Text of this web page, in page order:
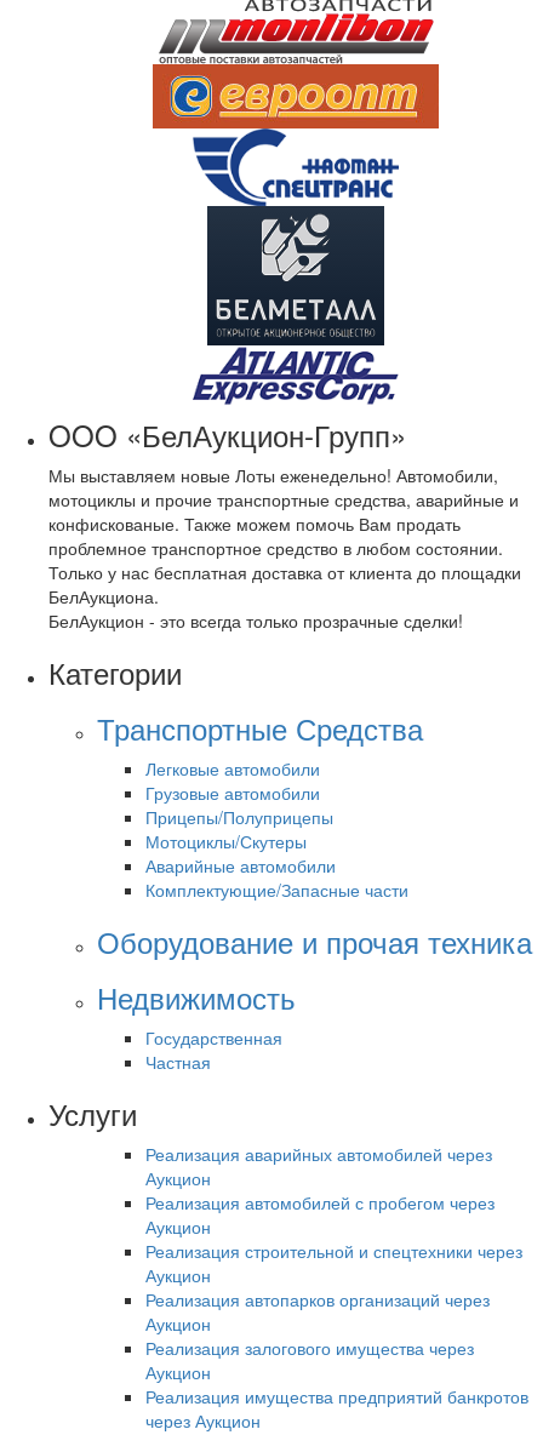
OOO «БелАукцион-Групп»
Мы выставляем новые Лоты еженедельно! Автомобили,
мотоциклы и прочие транспортные средства, аварийные и
конфискованые. Также можем помочь Вам продать
проблемное транспортное средство в любом состоянии.
Только у нас бесплатная доставка от клиента до площадки
БелАукциона.
БелАукцион - это всегда только прозрачные сделки!
Категории
Транспортные Средства
Легковые автомобили
Грузовые автомобили
Прицепы/Полуприцепы
Мотоциклы/Скутеры
Аварийные автомобили
Комплектующие/Запасные части
Оборудование и прочая техника
Недвижимость
Государственная
Частная
Услуги
Реализация аварийных автомобилей через
Аукцион
Реализация автомобилей с пробегом через
Аукцион
Реализация строительной и спецтехники через
Аукцион
Реализация автопарков организаций через
Аукцион
Реализация залогового имущества через
Аукцион
Реализация имущества предприятий банкротов
через Аукцион